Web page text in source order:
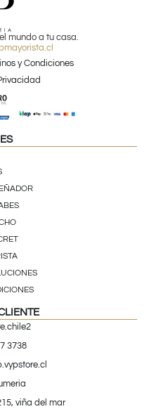
mundo a tu casa.
y Condiciones
3738
viña del mar